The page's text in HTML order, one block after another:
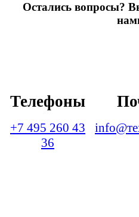
Остались вопросы?
Телефоны
+7 495 260 43
36